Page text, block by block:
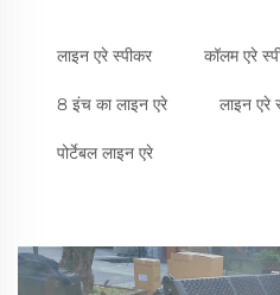
लाइन एरे स्पीकर कॉलम एरे
8 इंच का लाइन एरे लाइन एरे
पोर्टेबल लाइन एरे